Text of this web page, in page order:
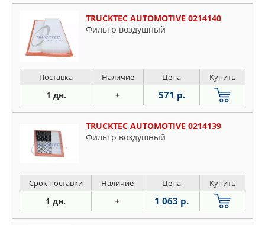
TRUCKTEC AUTOMOTIVE 0214140
Фильтр воздушный
Поставка Наличие Цена Купить
1 дн. + 571 р.
TRUCKTEC AUTOMOTIVE 0214139
Фильтр воздушный
Срок поставки Наличие Цена Купить
1 дн. + 1 063 р.